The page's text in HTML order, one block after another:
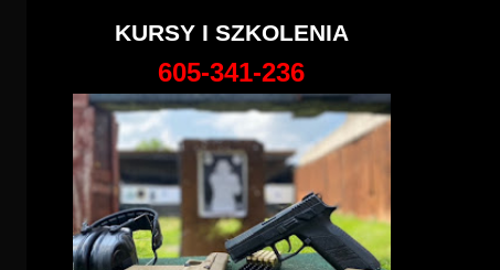
KURSY I SZKOLENIA
605-341-236